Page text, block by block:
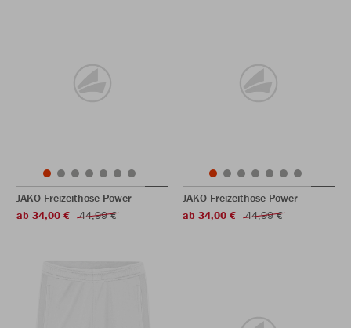
JAKO Freizeithose Power
ab 34,00 €
44,99 €
JAKO Freizeithose Power
ab 34,00 €
44,99 €